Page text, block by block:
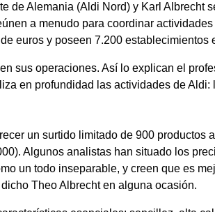
de Alemania (Aldi Nord) y Karl
a menudo para coordinar
euros y poseen 7.200 establecimientos
sus operaciones. Así lo explican el
en profundidad las actividades de
un surtido limitado de 900
Algunos analistas han situado los
un todo inseparable, y creen que es
Theo Albrecht en alguna ocasión.